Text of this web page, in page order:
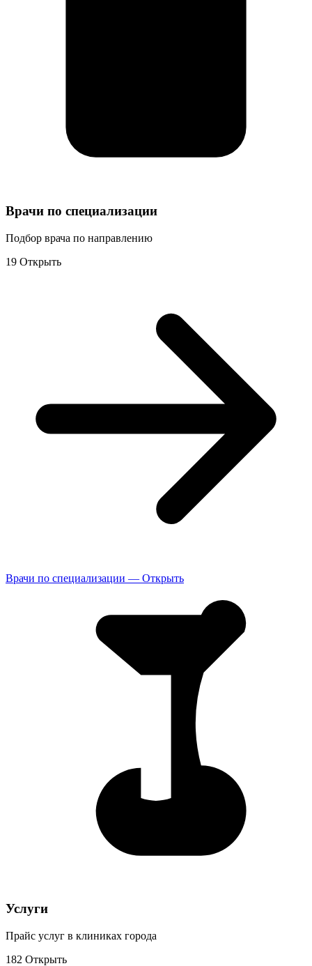
Врачи по специализации
Подбор врача по направлению
19 Открыть
Врачи по специализации — Открыть
Услуги
Прайс услуг в клиниках города
182 Открыть